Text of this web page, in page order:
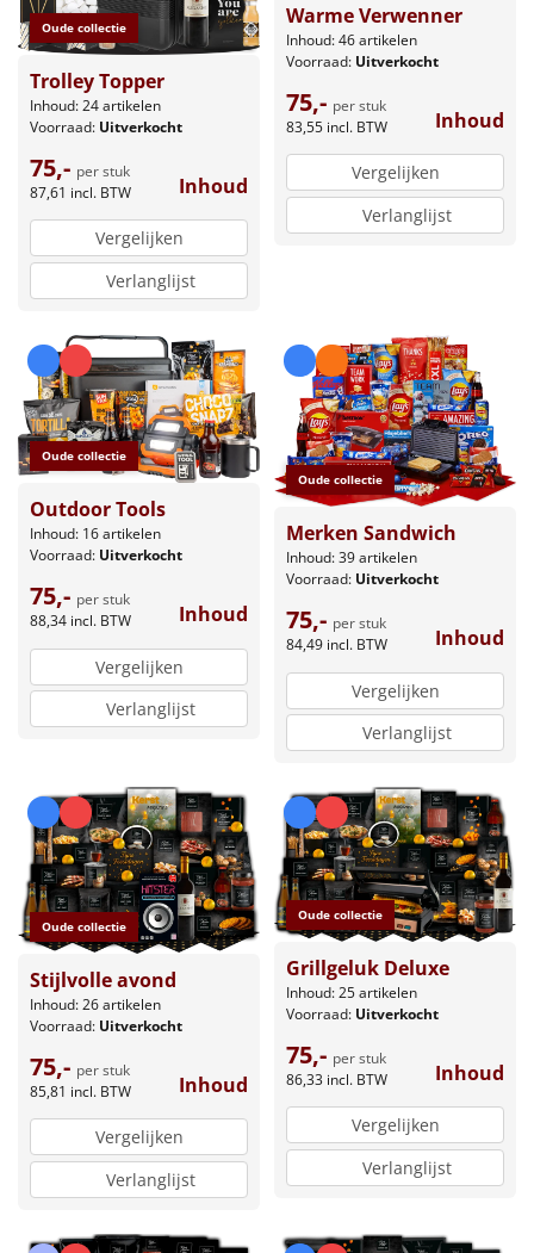
Oude collectie
Trolley Topper
Inhoud: 24 artikelen
Voorraad: Uitverkocht
75,- per stuk
87,61 incl. BTW Inhoud
Vergelijken
Verlanglijst
Warme Verwenner
Inhoud: 46 artikelen
Voorraad: Uitverkocht
75,- per stuk
83,55 incl. BTW Inhoud
Vergelijken
Verlanglijst
Oude collectie
Outdoor Tools
Inhoud: 16 artikelen
Voorraad: Uitverkocht
75,- per stuk
88,34 incl. BTW Inhoud
Vergelijken
Verlanglijst
Oude collectie
Merken Sandwich
Inhoud: 39 artikelen
Voorraad: Uitverkocht
75,- per stuk
84,49 incl. BTW Inhoud
Vergelijken
Verlanglijst
Oude collectie
Stijlvolle avond
Inhoud: 26 artikelen
Voorraad: Uitverkocht
75,- per stuk
85,81 incl. BTW Inhoud
Vergelijken
Verlanglijst
Oude collectie
Grillgeluk Deluxe
Inhoud: 25 artikelen
Voorraad: Uitverkocht
75,- per stuk
86,33 incl. BTW Inhoud
Vergelijken
Verlanglijst